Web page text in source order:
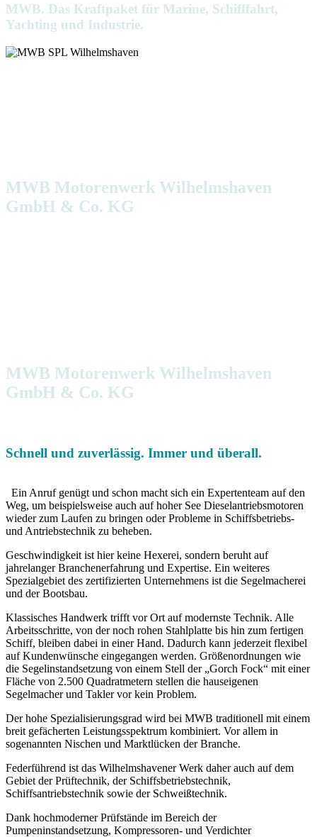
MWB. Das Kraftpaket für Marine, Schifffahrt,
Yachting und Industrie.
MWB Motorenwerk Wilhelmshaven
GmbH & Co. KG
MWB Motorenwerk Wilhelmshaven
GmbH & Co. KG
Schnell und zuverlässig. Immer und überall.
Ein Anruf genügt und schon macht sich ein Expertenteam auf den
Weg, um beispielsweise auch auf hoher See Dieselantriebsmotoren
wieder zum Laufen zu bringen oder Probleme in Schiffsbetriebs-
und Antriebstechnik zu beheben.
Geschwindigkeit ist hier keine Hexerei, sondern beruht auf
jahrelanger Branchenerfahrung und Expertise. Ein weiteres
Spezialgebiet des zertifizierten Unternehmens ist die Segelmacherei
und der Bootsbau.
Klassisches Handwerk trifft vor Ort auf modernste Technik. Alle
Arbeitsschritte, von der noch rohen Stahlplatte bis hin zum fertigen
Schiff, bleiben dabei in einer Hand. Dadurch kann jederzeit flexibel
auf Kundenwünsche eingegangen werden. Größenordnungen wie
die Segelinstandsetzung von einem Stell der „Gorch Fock“ mit einer
Fläche von 2.500 Quadratmetern stellen die hauseigenen
Segelmacher und Takler vor kein Problem.
Der hohe Spezialisierungsgrad wird bei MWB traditionell mit einem
breit gefächerten Leistungsspektrum kombiniert. Vor allem in
sogenannten Nischen und Marktlücken der Branche.
Federführend ist das Wilhelmshavener Werk daher auch auf dem
Gebiet der Prüftechnik, der Schiffsbetriebstechnik,
Schiffsantriebstechnik sowie der Schweißtechnik.
Dank hochmoderner Prüfstände im Bereich der
Pumpeninstandsetzung, Kompressoren- und Verdichter